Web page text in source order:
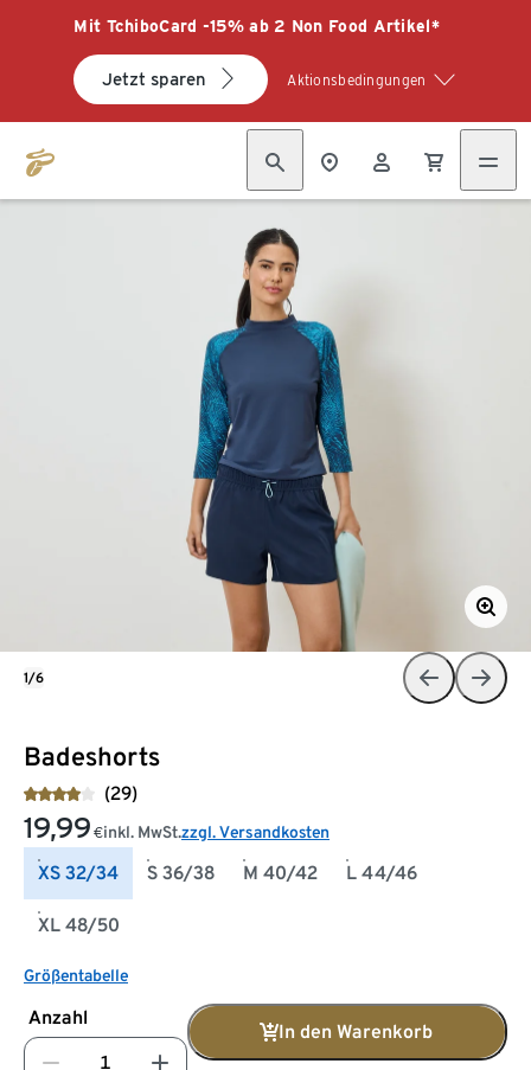
Mit TchiboCard -15% ab 2 Non Food Artikel*
Jetzt sparen Aktionsbedingungen
Badeshorts
(29)
19,99 €inkl. MwSt.zzgl. Versandkosten
XS 32/34 S 36/38 M 40/42 L 44/46
XL 48/50
Größentabelle
Anzahl
In den Warenkorb
1/6